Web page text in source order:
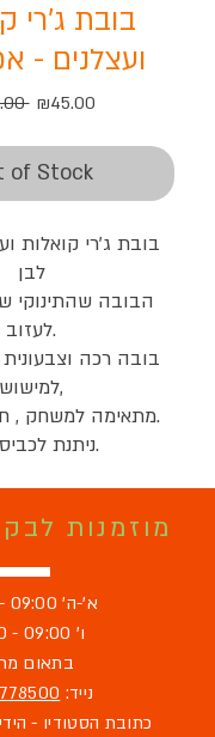
בובת ג'רי
ועצלנים -
Regular
₪45.00Sale
of Stock
בובת ג'רי קואלות
לבן
הבובה שהתינוקי
לעזוב.
בובה רכה
למישוש,
מתאימה למשחק , חיבוק ונשיכה.
ניתנת לכביסת יד.
מוזמנות
א'-ה' 09:00 - 21:00
ו' 09:00 - 14:00
בתאום
נייד:
כתובת הסטודיו - הידיד 6 הוד